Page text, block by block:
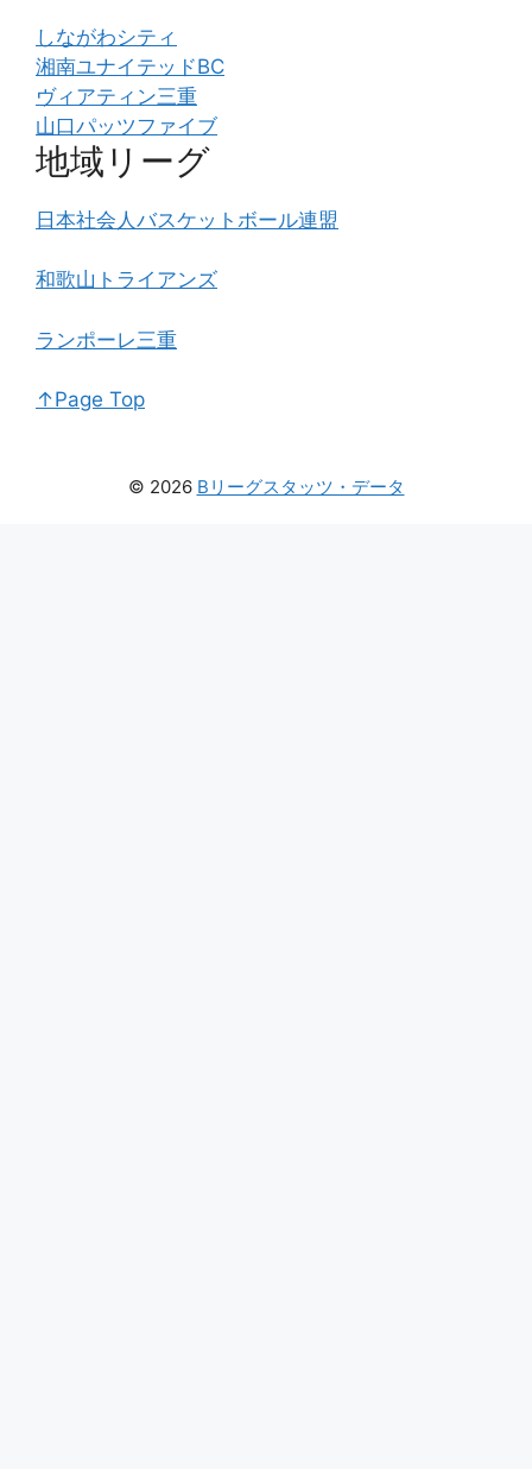
しながわシティ
湘南ユナイテッドBC
ヴィアティン三重
山口パッツファイブ
地域リーグ
日本社会人バスケットボール連盟
和歌山トライアンズ
ランポーレ三重
↑Page Top
© 2026 Bリーグスタッツ・データ